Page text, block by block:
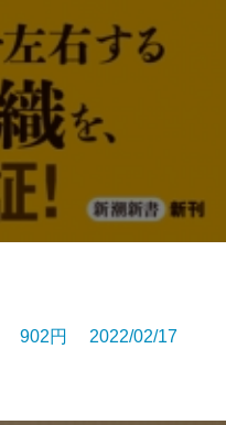
902円 2022/02/17